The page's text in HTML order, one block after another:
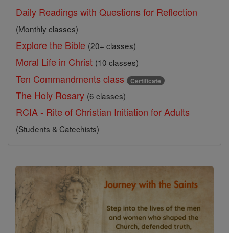
Daily Readings with Questions for Reflection
(Monthly classes)
Explore the Bible (20+ classes)
Moral Life in Christ (10 classes)
Ten Commandments class Certificate
The Holy Rosary (6 classes)
RCIA - Rite of Christian Initiation for Adults
(Students & Catechists)